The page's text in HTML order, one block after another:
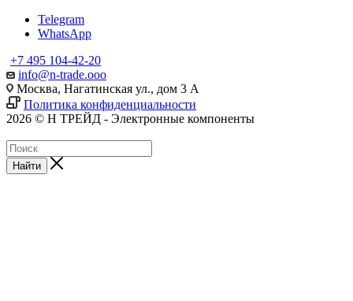
Telegram
WhatsApp
+7 495 104-42-20
info@n-trade.ooo
Москва, Нагатинская ул., дом 3 А
Политика конфиденциальности
2026 © Н ТРЕЙД - Электронные компоненты
Найти